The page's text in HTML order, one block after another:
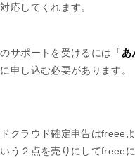
応してくれます。
サポートを受けるには 「
に申し込む必要があります。
クラウド確定申告はfreee
う２点を売りにしてfreee